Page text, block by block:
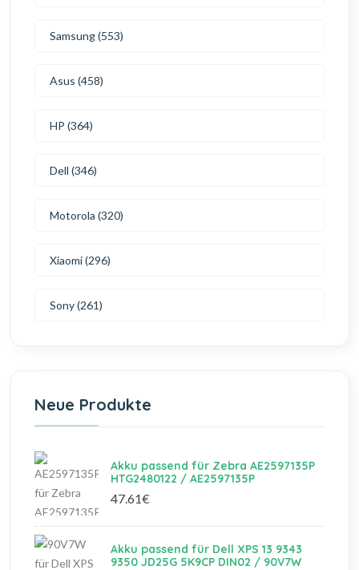
Samsung (553)
Asus (458)
HP (364)
Dell (346)
Motorola (320)
Xiaomi (296)
Sony (261)
Neue Produkte
Akku passend für Zebra AE2597135P
HTG2480122 / AE2597135P
47.61€
Akku passend für Dell XPS 13 9343
9350 JD25G 5K9CP DIN02 / 90V7W